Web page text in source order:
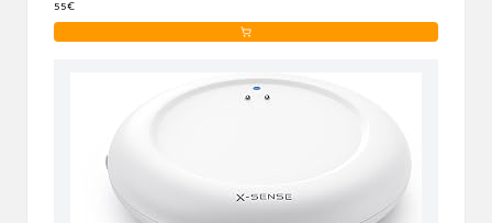
Salles de Bains, sous-sols, SWS0A41
55€